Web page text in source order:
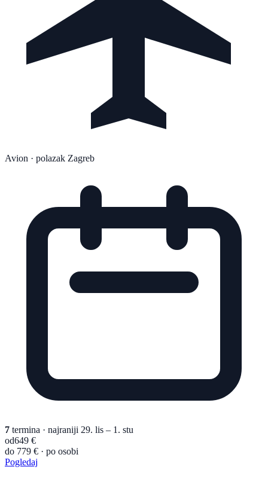
Avion · polazak Zagreb
7 termina · najraniji 29. lis – 1. stu
od649 €
do 779 € · po osobi
Pogledaj